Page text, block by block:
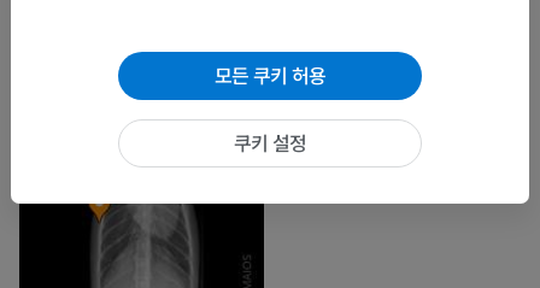
모든 쿠키 허용
쿠키 설정